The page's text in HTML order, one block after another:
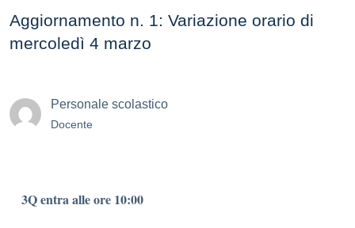
Aggiornamento n. 1: Variazione orario di
mercoledì 4 marzo
Personale scolastico
Docente
3Q entra alle ore 10:00